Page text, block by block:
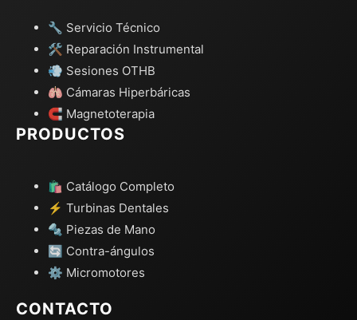
🔧 Servicio Técnico
🛠️ Reparación Instrumental
💨 Sesiones OTHB
🫁 Cámaras Hiperbáricas
🧲 Magnetoterapia
PRODUCTOS
🛍️ Catálogo Completo
⚡ Turbinas Dentales
🔩 Piezas de Mano
🔄 Contra-ángulos
⚙️ Micromotores
CONTACTO